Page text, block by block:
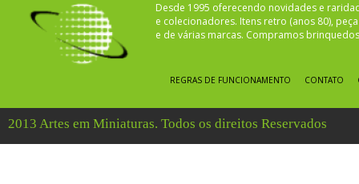
Desde 1995 oferecendo novidades e
e colecionadores. Itens retro (anos 80),
e de várias marcas. Compramos
REGRAS DE FUNCIONAMENTO CONTATO
2013 Artes em Miniaturas. Todos os direitos Reservados